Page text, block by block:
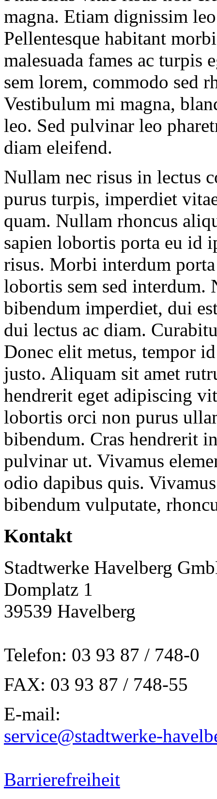
magna. Etiam dignissim
Pellentesque habitant
malesuada fames ac
sem lorem, commodo sed
Vestibulum mi magna,
leo. Sed pulvinar leo
diam eleifend.
Nullam nec risus in lectus
purus turpis, imperdiet
quam. Nullam rhoncus
sapien lobortis porta eu id
risus. Morbi interdum
lobortis sem sed interdum.
bibendum imperdiet, dui
dui lectus ac diam.
Donec elit metus, tempor
justo. Aliquam sit amet
hendrerit eget adipiscing
lobortis orci non purus
bibendum. Cras hendrerit
pulvinar ut. Vivamus
odio dapibus quis.
bibendum vulputate,
Kontakt
Stadtwerke Havelberg
Domplatz 1
39539 Havelberg
Telefon: 03 93 87 / 748-0
FAX: 03 93 87 / 748-55
E-mail:
service@stadtwerke-
Barrierefreiheit